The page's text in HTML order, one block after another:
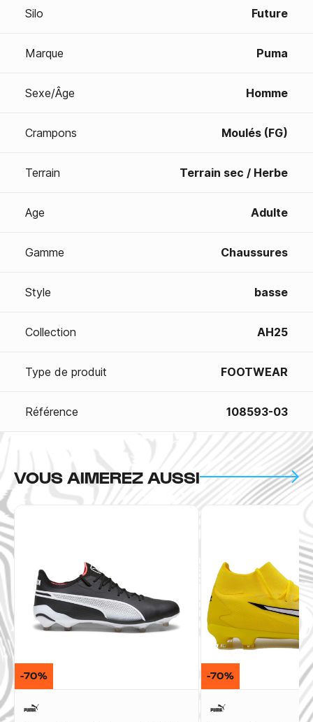
Silo Future
Marque Puma
Sexe/Âge Homme
Crampons Moulés (FG)
Terrain Terrain sec / Herbe
Age Adulte
Gamme Chaussures
Style basse
Collection AH25
Type de produit FOOTWEAR
Référence 108593-03
VOUS AIMEREZ AUSSI
-70% -70%